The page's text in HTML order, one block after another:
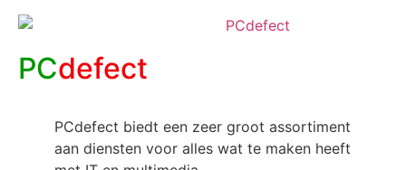
PCdefect
PCdefect biedt een zeer groot assortiment
aan diensten voor alles wat te maken heeft